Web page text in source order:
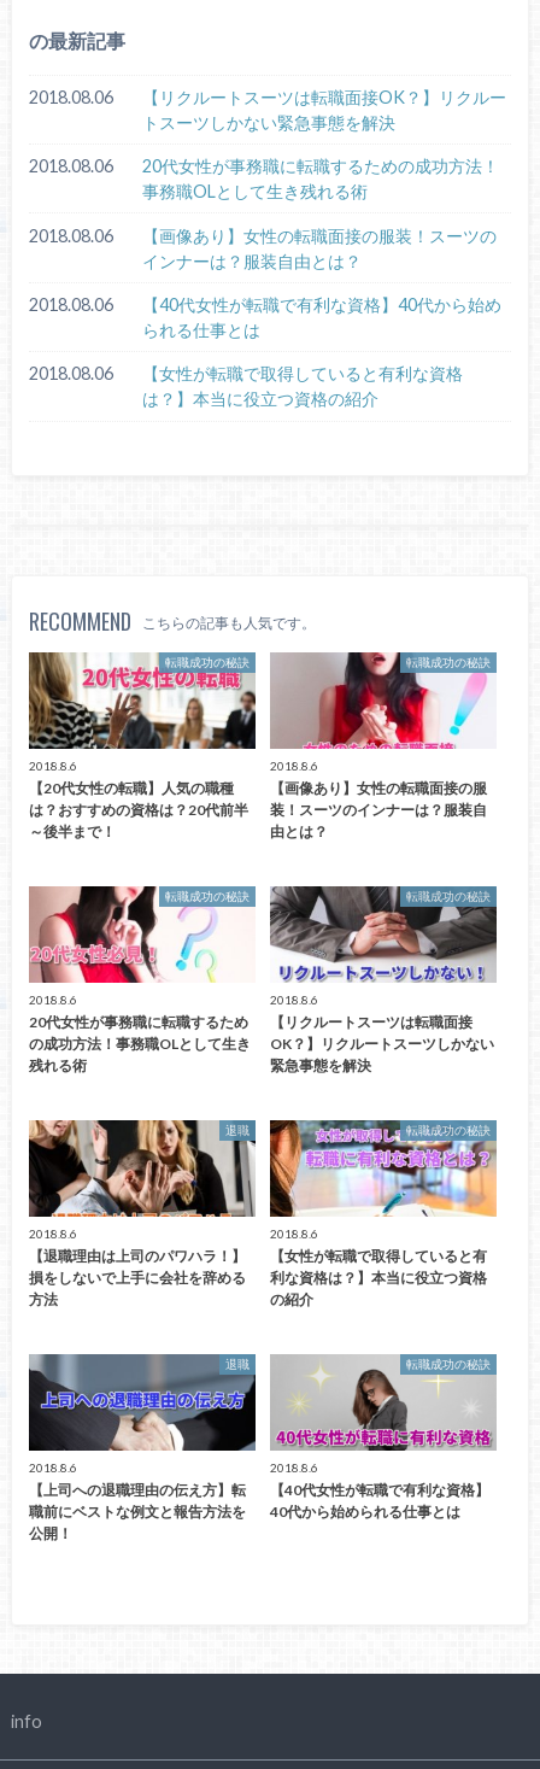
の最新記事
2018.08.06
【リクルートスーツは転職面接OK？】リクルー
トスーツしかない緊急事態を解決
2018.08.06
20代女性が事務職に転職するための成功方法！
事務職OLとして生き残れる術
2018.08.06
【画像あり】女性の転職面接の服装！スーツの
インナーは？服装自由とは？
2018.08.06
【40代女性が転職で有利な資格】40代から始め
られる仕事とは
2018.08.06
【女性が転職で取得していると有利な資格
は？】本当に役立つ資格の紹介
RECOMMEND こちらの記事も人気です。
転職成功の秘訣
2018.8.6
【20代女性の転職】人気の職種
は？おすすめの資格は？20代前半
～後半まで！
転職成功の秘訣
2018.8.6
【画像あり】女性の転職面接の服
装！スーツのインナーは？服装自
由とは？
転職成功の秘訣
2018.8.6
20代女性が事務職に転職するため
の成功方法！事務職OLとして生き
残れる術
転職成功の秘訣
2018.8.6
【リクルートスーツは転職面接
OK？】リクルートスーツしかない
緊急事態を解決
退職
2018.8.6
【退職理由は上司のパワハラ！】
損をしないで上手に会社を辞める
方法
転職成功の秘訣
2018.8.6
【女性が転職で取得していると有
利な資格は？】本当に役立つ資格
の紹介
退職
2018.8.6
【上司への退職理由の伝え方】転
職前にベストな例文と報告方法を
公開！
転職成功の秘訣
2018.8.6
【40代女性が転職で有利な資格】
40代から始められる仕事とは
info